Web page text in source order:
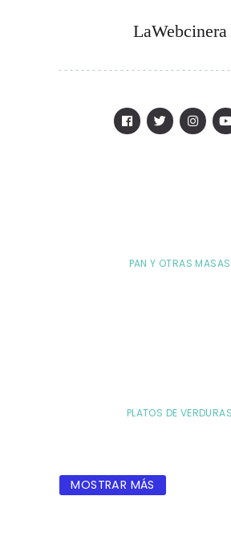
LaWebcinera
PAN Y OTRAS MASAS
PLATOS DE VERDURAS
MOSTRAR MÁS